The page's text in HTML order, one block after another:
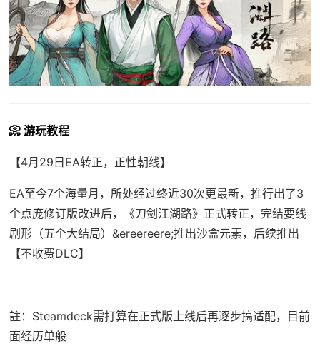
📀 游玩教程
【4月29日EA转正，正性朝线】
EA至今7个海量月，所处经过终近30次更最新，推行出了3
个点庞修订版改进后，《刀剑江湖路》正式转正，完结要线
剧形（五个大结局）&ereereere;推出沙盒元素，后续推出
【不收费DLC】
註：Steamdeck需打算在正式版上线后再逐步搞适配，目前
面经历单般